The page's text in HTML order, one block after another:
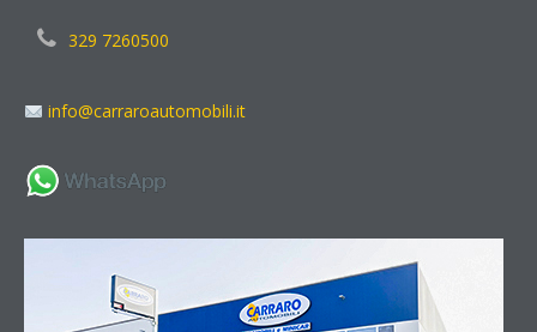
329 7260500
info@carraroautomobili.it